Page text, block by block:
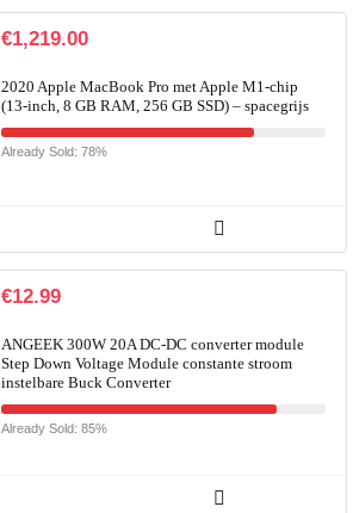
€1,219.00
2020 Apple MacBook Pro met Apple M1‑chip
(13-inch, 8 GB RAM, 256 GB SSD) – spacegrijs
Already Sold: 78%
€12.99
ANGEEK 300W 20A DC-DC converter module
Step Down Voltage Module constante stroom
instelbare Buck Converter
Already Sold: 85%